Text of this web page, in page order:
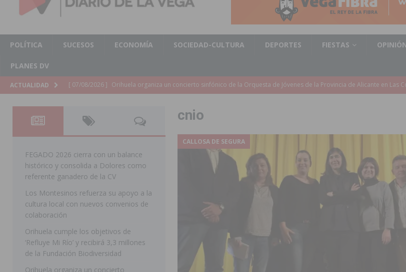
POLÍTICA SUCESOS ECONOMÍA SOCIEDAD-CULTURA DEPORTES FIESTAS
PLANES DV
ACTUALIDAD [ 07/08/2026 ] El Ayuntamiento de Almoradí mejora la accesibilidad de las aceras del entorno del CEIP Pascual Andreu
[ 07/08/2026 ]
Educación destina 1,2 millones adicionales al CEIP nº 2 de Catral dentro del Plan Edificant
[ 07/08/2026 ] La Policía Nacional desarticula un grupo criminal especializado en el robo de vehículos de alta gama
clonación de llaves electrónicas
[ 07/08/2026 ] Torrevieja impulsa el empleo con la contratación de 55 personas desempleadas a través de seis
[ 07/08/2026 ] Raiguero de Bonanza alerta del riesgo de incendios e inundaciones por el estado de sus barrancos
[ 07/08/2026 ]
La Generalitat impulsa el desdoblamiento de la CV-95, clave para Torrevieja
[ 07/08/2026 ] Benferri ya se prepara para dar comienzo a sus Fiestas 2026
cnio
CALLOSA DE SEGURA
FEGADO 2026 cierra con un balance
histórico y consolida a Dolores como
referente ganadero de la CV
Los Montesinos refuerza su apoyo a la
cultura local con nuevos convenios de
colaboración
Orihuela cumple los objetivos de
‘Refluye Mi Río’ y recibirá 3,3 millones
de la Fundación Biodiversidad
Orihuela organiza un concierto